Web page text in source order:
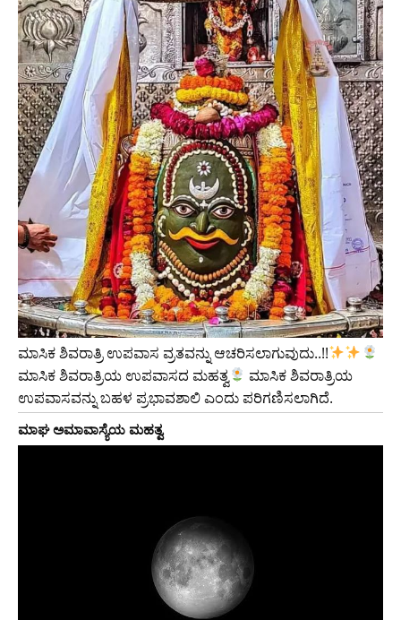
ಮಾಸಿಕ ಶಿವರಾತ್ರಿ ಉಪವಾಸ ವ್ರತವನ್ನು ಆಚರಿಸಲಾಗುವುದು..!!
ಮಾಸಿಕ ಶಿವರಾತ್ರಿಯ ಉಪವಾಸದ ಮಹತ್ವ
ಮಾಸಿಕ ಶಿವರಾತ್ರಿಯ
ಉಪವಾಸವನ್ನು ಬಹಳ ಪ್ರಭಾವಶಾಲಿ ಎಂದು ಪರಿಗಣಿಸಲಾಗಿದೆ.
ಮಾಘ ಅಮಾವಾಸ್ಯೆಯ ಮಹತ್ವ